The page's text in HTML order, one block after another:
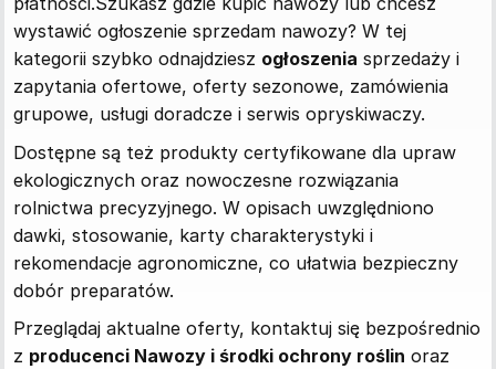
wystawić ogłoszenie sprzedam nawozy? W tej
kategorii szybko odnajdziesz ogłoszenia sprzedaży i
zapytania ofertowe, oferty sezonowe, zamówienia
grupowe, usługi doradcze i serwis opryskiwaczy.
Dostępne są też produkty certyfikowane dla upraw
ekologicznych oraz nowoczesne rozwiązania
rolnictwa precyzyjnego. W opisach uwzględniono
dawki, stosowanie, karty charakterystyki i
rekomendacje agronomiczne, co ułatwia bezpieczny
dobór preparatów.
Przeglądaj aktualne oferty, kontaktuj się bezpośrednio
z producenci Nawozy i środki ochrony roślin oraz